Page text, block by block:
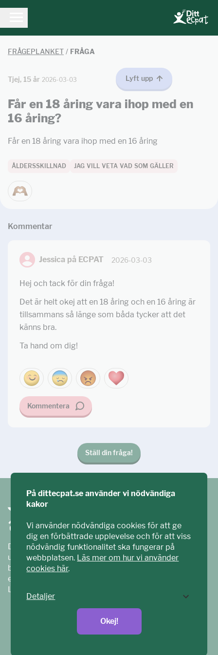
FRÅGEPLANKET / FRÅGA
Tjej, 15 år 2026-03-03 Lyft upp
Får en 18 åring vara ihop med en
16 åring?
Får en 18 åring vara ihop med en 16 åring
ÅLDERSSKILLNAD JAG VILL VETA VAD SOM GÄLLER
Kommentar
Jessica på ECPAT 2026-03-03
Hej och tack för din fråga!
Det är helt okej att en 18 åring och en 16 åring är
tillsammans så länge som båda tycker att det
känns bra.
Ta hand om dig!
Kommentera
Ställ din fråga!
Ditt ECPAT har tagits fram tillsammans med barn och
unga. Vi är en del av ECPAT Sverige – en
barnrättsorganisation som arbetar mot sexuell
exploatering av barn.
Läs mer på
På dittecpat.se använder vi nödvändiga
kakor
Vi använder nödvändiga cookies för att ge
dig en förbättrade upplevelse och för att viss
nödvändig funktionalitet ska fungerar på
webbplatsen. Läs mer om hur vi använder
cookies här.
Detaljer
Okej!